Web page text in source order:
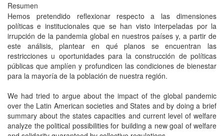
Resumen
Hemos pretendido reflexionar respecto a las dimensiones
políticas e institucionales que se han visto interpeladas por la
irrupción de la pandemia global en nuestros países y, a partir de
este análisis, plantear en qué planos se encuentran las
restricciones u oportunidades para la construcción de políticas
públicas que amplíen y profundicen las condiciones de bienestar
para la mayoría de la población de nuestra región.
We had tried to argue about the impact of the global pandemic
over the Latin American societies and States and by doing a brief
summary about the states capacities and current level of welfare
analyze the political possibilities for building a new goal of welfare